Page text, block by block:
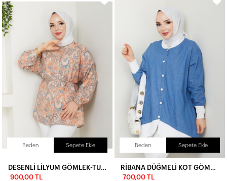
Beden Sepete Ekle
900,00 TL
Beden Sepete Ekle
700,00 TL